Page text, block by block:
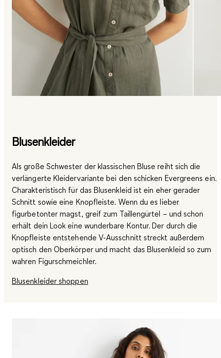
Blusenkleider
Als große Schwester der klassischen Bluse reiht sich die
verlängerte Kleidervariante bei den schicken Evergreens ein.
Charakteristisch für das Blusenkleid ist ein eher gerader
Schnitt sowie eine Knopfleiste. Wenn du es lieber
figurbetonter magst, greif zum Taillengürtel – und schon
erhält dein Look eine wunderbare Kontur. Der durch die
Knopfleiste entstehende V-Ausschnitt streckt außerdem
optisch den Oberkörper und macht das Blusenkleid so zum
wahren Figurschmeichler.
Blusenkleider shoppen